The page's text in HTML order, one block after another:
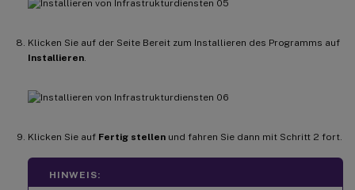
Klicken Sie auf der Seite Bereit zum Installieren des Programms auf
Installieren
Klicken Sie auf Fertig stellen und fahren Sie dann mit Schritt 2 fort.
HINWEIS: